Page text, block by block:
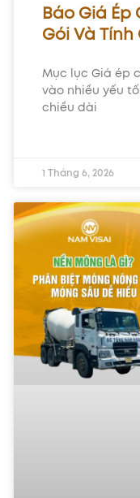
Báo Giá Ép
Gói Và
Mục lục Giá ép
vào nhiều yếu
chiều dài
1 Tháng 6, 2026